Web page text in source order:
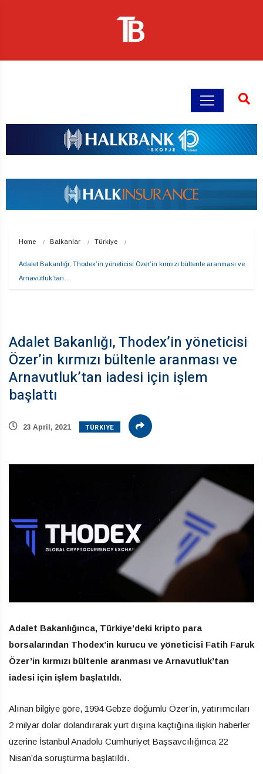
Home Balkanlar Türkiye
Adalet Bakanlığı, Thodex’in yöneticisi Özer’in kırmızı bültenle aranması ve
Arnavutluk’tan…
Adalet Bakanlığı, Thodex’in yöneticisi
Özer’in kırmızı bültenle aranması ve
Arnavutluk’tan iadesi için işlem
başlattı
23 April, 2021 TÜRKIYE
Adalet Bakanlığınca, Türkiye’deki kripto para
borsalarından Thodex’in kurucu ve yöneticisi Fatih Faruk
Özer’in kırmızı bültenle aranması ve Arnavutluk’tan
iadesi için işlem başlatıldı.
Alınan bilgiye göre, 1994 Gebze doğumlu Özer’in, yatırımcıları
2 milyar dolar dolandırarak yurt dışına kaçtığına ilişkin haberler
üzerine İstanbul Anadolu Cumhuriyet Başsavcılığınca 22
Nisan’da soruşturma başlatıldı.